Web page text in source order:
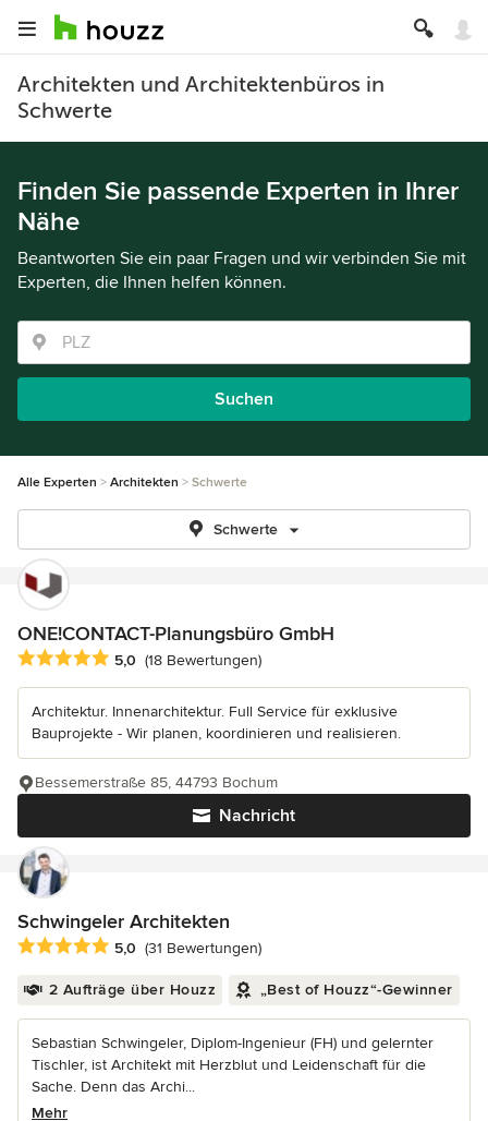
Architekten und Architektenbüros in
Schwerte
Finden Sie passende Experten in Ihrer
Nähe
Beantworten Sie ein paar Fragen und wir verbinden Sie mit
Experten, die Ihnen helfen können.
Suchen
Alle Experten Architekten Schwerte
Schwerte
ONE!CONTACT-Planungsbüro GmbH
Durchschnittliche Bewertung: 5 von 5 Sternen
5,0 (18 Bewertungen)
Architektur. Innenarchitektur. Full Service für exklusive
Bauprojekte - Wir planen, koordinieren und realisieren.
Nachricht
Bessemerstraße 85, 44793 Bochum
Schwingeler Architekten
Durchschnittliche Bewertung: 5 von 5 Sternen
5,0 (31 Bewertungen)
2 Aufträge über Houzz „Best of Houzz“-Gewinner
Sebastian Schwingeler, Diplom-Ingenieur (FH) und gelernter
Tischler, ist Architekt mit Herzblut und Leidenschaft für die
Sache. Denn das Archi...
Mehr